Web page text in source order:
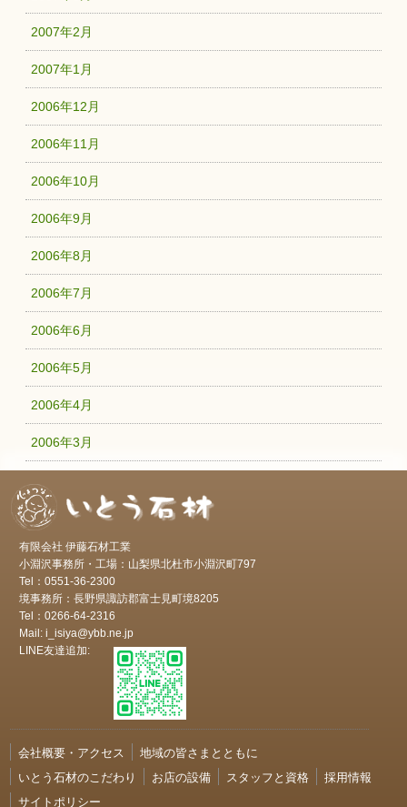
2007年2月
2007年1月
2006年12月
2006年11月
2006年10月
2006年9月
2006年8月
2006年7月
2006年6月
2006年5月
2006年4月
2006年3月
有限会社 伊藤石材工業
小淵沢事務所・工場：山梨県北杜市小淵沢町797
Tel：0551-36-2300
境事務所：長野県諏訪郡富士見町境8205
Tel：0266-64-2316
Mail: i_isiya@ybb.ne.jp
LINE友達追加:
会社概要・アクセス
地域の皆さまとともに
いとう石材のこだわり
お店の設備 スタッフと資格
採用情報
サイトポリシー